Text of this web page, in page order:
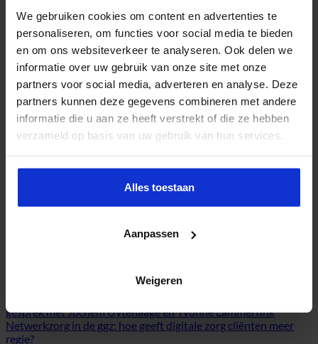
We gebruiken cookies om content en advertenties te
personaliseren, om functies voor social media te bieden
en om ons websiteverkeer te analyseren. Ook delen we
informatie over uw gebruik van onze site met onze
partners voor social media, adverteren en analyse. Deze
partners kunnen deze gegevens combineren met andere
informatie die u aan ze heeft verstrekt of die ze hebben
verzameld op basis van uw gebruik van hun services.
Alles toestaan
Aanpassen
Weigeren
Dit bericht is gepost inPodcast. Bookmark de link.
SBO
jaarlijks zo’n 200 opleidingen en congressen over o.a. onderwijs,
#31 Podcast – Slim inzetten van data in de zorg: In Gesprek
met Tessa Witteveen en Rick Douma van Conscia
#33 Podcast – AI in de zorg: Ingesprek met Ruben Baauw van
Medical Phit
gesprek met Jochem Uytehaage en Yvonne Lammertink
Netwerkzorg in de ggz: hoe geeft digitale zorg cliënten meer
regie?